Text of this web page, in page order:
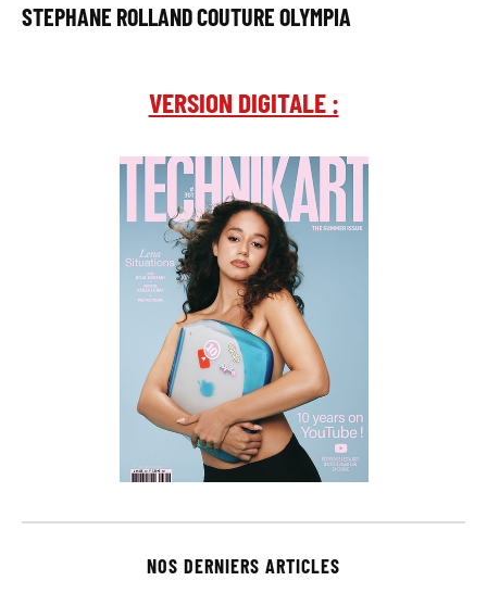
STEPHANE ROLLAND COUTURE OLYMPIA
VERSION DIGITALE :
NOS DERNIERS ARTICLES